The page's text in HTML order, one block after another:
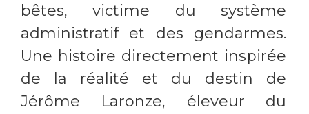
bêtes, victime du système
administratif et des gendarmes.
Une histoire directement inspirée
de la réalité et du destin de
Jérôme Laronze, éleveur du